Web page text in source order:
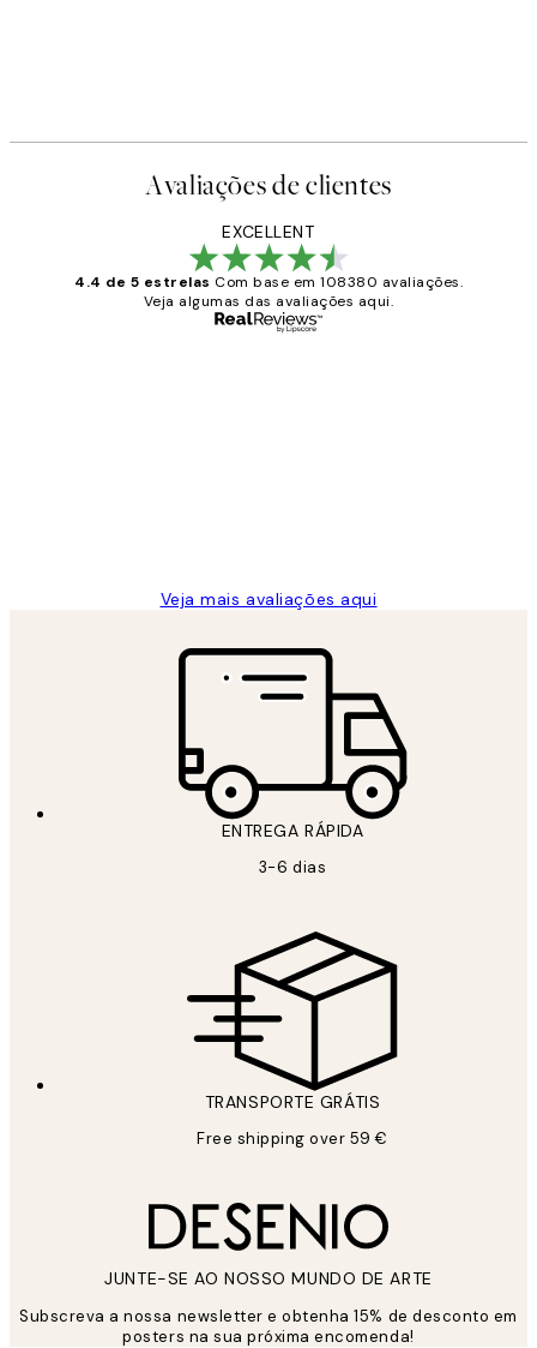
Avaliações de clientes
EXCELLENT
4.4 de 5 estrelas Com base em 108380 avaliações.
Veja algumas das avaliações aqui.
Veja mais avaliações aqui
ENTREGA RÁPIDA
3-6 dias
TRANSPORTE GRÁTIS
Free shipping over 59 €
JUNTE-SE AO NOSSO MUNDO DE ARTE
Subscreva a nossa newsletter e obtenha 15% de desconto em
posters na sua próxima encomenda!